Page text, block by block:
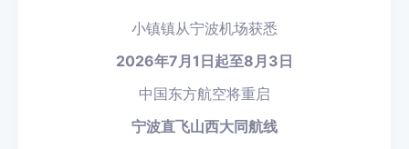
小镇镇从宁波机场获悉
2026年7月1日起至8月3日
中国东方航空将重启
宁波直飞山西大同航线